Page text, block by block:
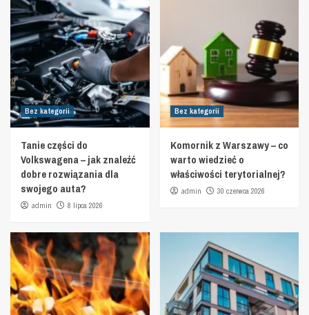
Bez kategorii
Tanie części do
Volkswagena – jak znaleźć
dobre rozwiązania dla
swojego auta?
admin 8 lipca 2026
Bez kategorii
Komornik z Warszawy – co
warto wiedzieć o
właściwości terytorialnej?
admin 30 czerwca 2026